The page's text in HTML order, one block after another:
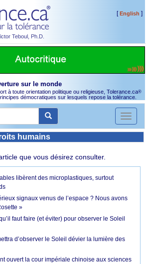
Teboul, Ph.D.
[English ]
sur le monde
à toute orientation politique ou religieuse, Tolerance.ca®
démocratiques sur lesquels repose la tolérance.
Toggle
humains
que vous désirez consulter.
libèrent des microplastiques, surtout
signaux venus de l’espace ? Nous avons
»
faut faire (et éviter) pour observer le Soleil
d’observer le Soleil dévier la lumière des
ouvert la cour impériale chinoise aux sciences